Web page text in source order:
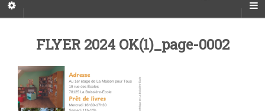
FLYER 2024 OK(1)_page-0002